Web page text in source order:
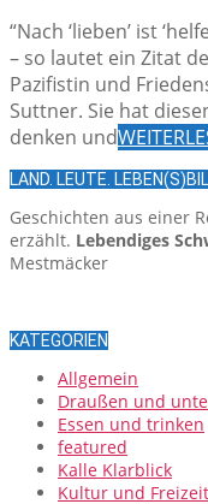
“Nach ‘lieben’ ist
– so lautet ein Zitat
Pazifistin und
Suttner. Sie hat
denken und
LAND. LEUTE.
Geschichten aus einer
erzählt. Lebendiges
Mestmäcker
KATEGORIEN
Allgemein
Draußen und
Essen und trinken
featured
Kalle Klarblick
Kultur und Freizeit